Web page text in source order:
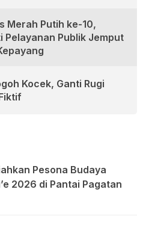
Merah Putih ke-10,
Pelayanan Publik Jemput
Kocek, Ganti Rugi
Pesona Budaya
2026 di Pantai Pagatan